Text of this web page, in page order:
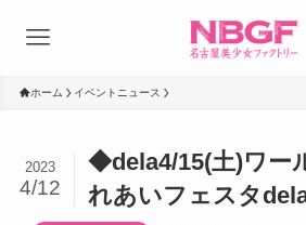
ホーム イベントニュース
◆dela4/15(土)ワー
れあいフェスタ
2023
4/12